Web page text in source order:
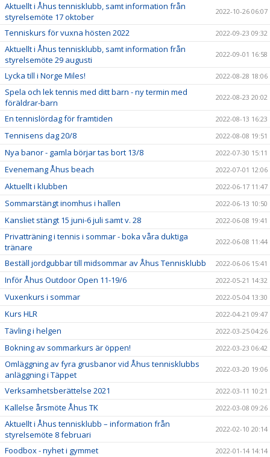
Aktuellt i Åhus tennisklubb, samt information från
styrelsemöte 17 oktober
2022-10-26 06:07
Tenniskurs för vuxna hösten 2022 2022-09-23 09:32
Aktuellt i Åhus tennisklubb, samt information från
styrelsemöte 29 augusti
2022-09-01 16:58
Lycka till i Norge Miles! 2022-08-28 18:06
Spela och lek tennis med ditt barn - ny termin med
föräldrar-barn
2022-08-23 20:02
En tennislördag för framtiden 2022-08-13 16:23
Tennisens dag 20/8 2022-08-08 19:51
Nya banor - gamla börjar tas bort 13/8 2022-07-30 15:11
Evenemang Åhus beach 2022-07-01 12:06
Aktuellt i klubben 2022-06-17 11:47
Sommarstängt inomhus i hallen 2022-06-13 10:50
Kansliet stängt 15 juni-6 juli samt v. 28 2022-06-08 19:41
Privatträning i tennis i sommar - boka våra duktiga
tränare
2022-06-08 11:44
Beställ jordgubbar till midsommar av Åhus Tennisklubb 2022-06-06 15:41
Inför Åhus Outdoor Open 11-19/6 2022-05-21 14:32
Vuxenkurs i sommar 2022-05-04 13:30
Kurs HLR 2022-04-21 09:47
Tävling i helgen 2022-03-25 04:26
Bokning av sommarkurs är öppen! 2022-03-23 06:42
Omläggning av fyra grusbanor vid Åhus tennisklubbs
anläggning i Täppet
2022-03-20 19:06
Verksamhetsberättelse 2021 2022-03-11 10:21
Kallelse årsmöte Åhus TK 2022-03-08 09:26
Aktuellt i Åhus tennisklubb – information från
styrelsemöte 8 februari
2022-02-10 20:14
Foodbox - nyhet i gymmet 2022-01-14 14:14